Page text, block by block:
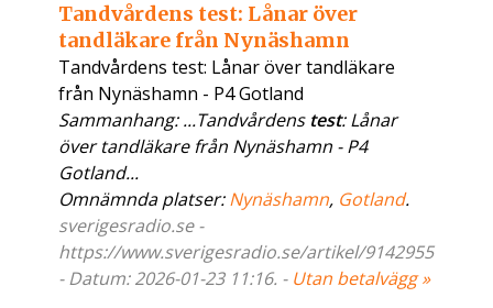
Tandvårdens test: Lånar över
tandläkare från Nynäshamn
Tandvårdens test: Lånar över tandläkare
från Nynäshamn - P4 Gotland
Sammanhang: ...Tandvårdens test: Lånar
över tandläkare från Nynäshamn - P4
Gotland...
Omnämnda platser:Nynäshamn, Gotland.
sverigesradio.se -
https://www.sverigesradio.se/artikel/9142955
- Datum: 2026-01-23 11:16. - Utan betalvägg »